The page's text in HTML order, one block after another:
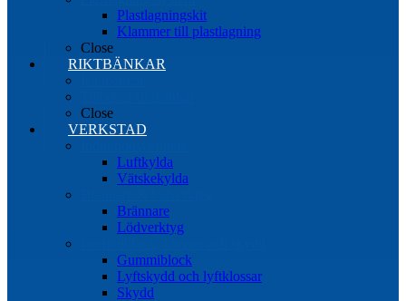
Plastlagningskit
Klammer till plastlagning
Close
RIKTBÄNKAR
Close
VERKSTAD
Luftkylda
Vätskekylda
Brännare
Lödverktyg
Gummiblock
Lyftskydd och lyftklossar
Skydd